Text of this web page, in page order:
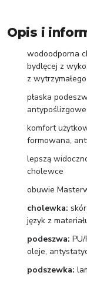
Opis i
wodoodporna
bydlęcej z
z
płaska
komfort
formowana,
lepszą
cholewce
obuwie
cholewka:
język z
podeszwa:
oleje,
podszewka: